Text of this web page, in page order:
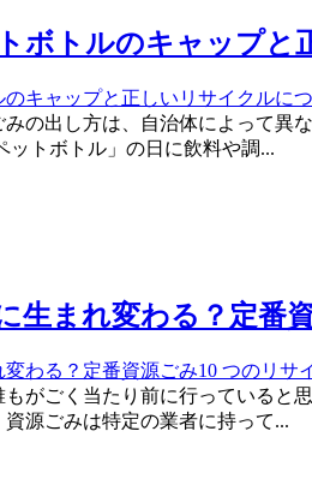
ボトルのキャップと
の出し方は、自治体によって異
ットボトル」の日に飲料や調...
生まれ変わる？定番
がごく当たり前に行っていると
源ごみは特定の業者に持って...